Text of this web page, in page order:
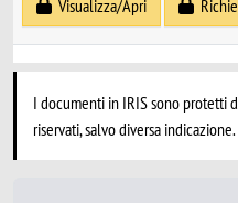
Visualizza/Apri
I documenti in IRIS sono protetti
riservati, salvo diversa indicazione.